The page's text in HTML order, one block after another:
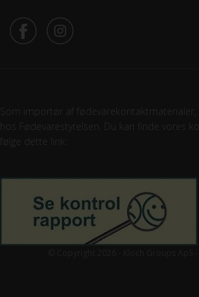
Som importør af
hos Fødevarestyrelsen. Du kan finde vores
følge dette link: